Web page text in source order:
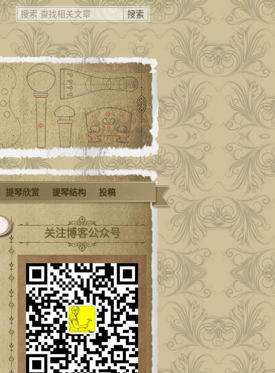
提琴欣赏 提琴结构 投稿
关注博客公众号